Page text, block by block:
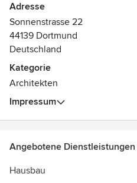
Adresse
Sonnenstrasse 22
44139 Dortmund
Deutschland
Kategorie
Architekten
Impressum
Angebotene Dienstleistungen
Hausbau